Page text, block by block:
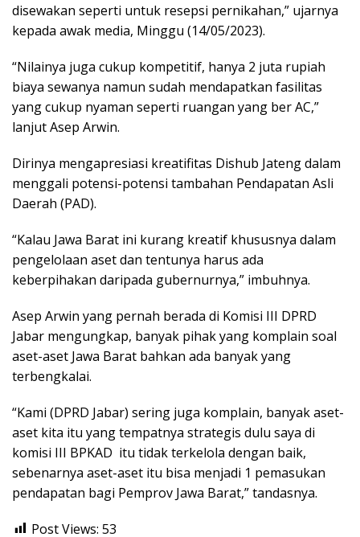
disewakan seperti untuk resepsi pernikahan,” ujarnya
kepada awak media, Minggu (14/05/2023).
“Nilainya juga cukup kompetitif, hanya 2 juta rupiah
biaya sewanya namun sudah mendapatkan fasilitas
yang cukup nyaman seperti ruangan yang ber AC,”
lanjut Asep Arwin.
Dirinya mengapresiasi kreatifitas Dishub Jateng dalam
menggali potensi-potensi tambahan Pendapatan Asli
Daerah (PAD).
“Kalau Jawa Barat ini kurang kreatif khususnya dalam
pengelolaan aset dan tentunya harus ada
keberpihakan daripada gubernurnya,” imbuhnya.
Asep Arwin yang pernah berada di Komisi III DPRD
Jabar mengungkap, banyak pihak yang komplain soal
aset-aset Jawa Barat bahkan ada banyak yang
terbengkalai.
“Kami (DPRD Jabar) sering juga komplain, banyak aset-
aset kita itu yang tempatnya strategis dulu saya di
komisi III BPKAD itu tidak terkelola dengan baik,
sebenarnya aset-aset itu bisa menjadi 1 pemasukan
pendapatan bagi Pemprov Jawa Barat,” tandasnya.
Post Views: 53